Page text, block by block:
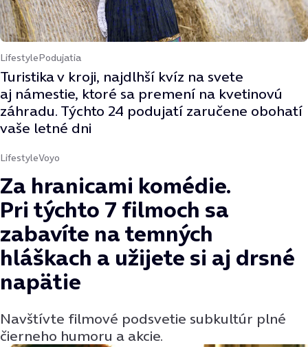
LifestylePodujatia
Turistika v kroji, najdlhší kvíz na svete
aj námestie, ktoré sa premení na kvetinovú
záhradu. Týchto 24 podujatí zaručene obohatí
vaše letné dni
LifestyleVoyo
Za hranicami komédie.
Pri týchto 7 filmoch sa
zabavíte na temných
hláškach a užijete si aj drsné
napätie
Navštívte filmové podsvetie subkultúr plné
čierneho humoru a akcie.